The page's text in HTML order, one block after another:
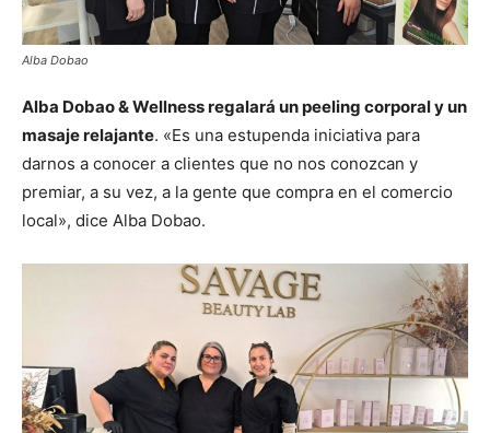
Alba Dobao
Alba Dobao & Wellness regalará un peeling corporal y un
masaje relajante. «Es una estupenda iniciativa para
darnos a conocer a clientes que no nos conozcan y
premiar, a su vez, a la gente que compra en el comercio
local», dice Alba Dobao.